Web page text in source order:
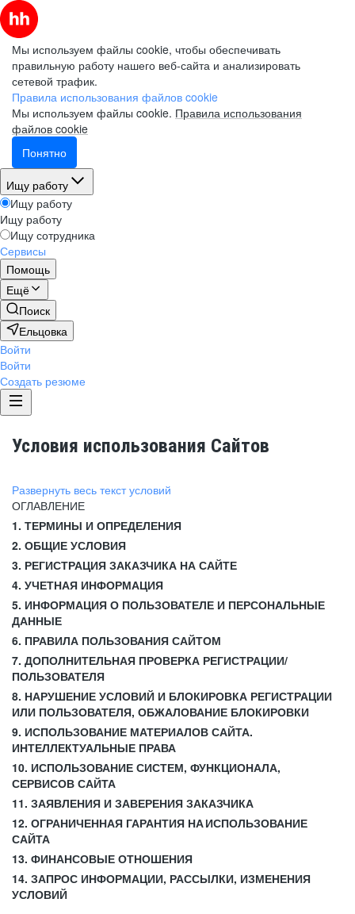
Мы используем файлы cookie, чтобы обеспечивать
правильную работу нашего веб-сайта и анализировать
сетевой трафик.
Правила использования файлов cookie
Мы используем файлы cookie. Правила использования
файлов cookie
Понятно
Ищу работу
Ищу работу
Ищу работу
Ищу сотрудника
Сервисы
Помощь
Ещё
Поиск
Ельцовка
Войти
Войти
Создать резюме
Условия использования Сайтов
Развернуть весь текст условий
ОГЛАВЛЕНИЕ
1. ТЕРМИНЫ И ОПРЕДЕЛЕНИЯ
2. ОБЩИЕ УСЛОВИЯ
3. РЕГИСТРАЦИЯ ЗАКАЗЧИКА НА САЙТЕ
4. УЧЕТНАЯ ИНФОРМАЦИЯ
5. ИНФОРМАЦИЯ О ПОЛЬЗОВАТЕЛЕ И ПЕРСОНАЛЬНЫЕ
ДАННЫЕ
6. ПРАВИЛА ПОЛЬЗОВАНИЯ САЙТОМ
7. ДОПОЛНИТЕЛЬНАЯ ПРОВЕРКА РЕГИСТРАЦИИ/
ПОЛЬЗОВАТЕЛЯ
8. НАРУШЕНИЕ УСЛОВИЙ И БЛОКИРОВКА РЕГИСТРАЦИИ
ИЛИ ПОЛЬЗОВАТЕЛЯ, ОБЖАЛОВАНИЕ БЛОКИРОВКИ
9. ИСПОЛЬЗОВАНИЕ МАТЕРИАЛОВ САЙТА.
ИНТЕЛЛЕКТУАЛЬНЫЕ ПРАВА
10. ИСПОЛЬЗОВАНИЕ СИСТЕМ, ФУНКЦИОНАЛА,
СЕРВИСОВ САЙТА
11. ЗАЯВЛЕНИЯ И ЗАВЕРЕНИЯ ЗАКАЗЧИКА
12. ОГРАНИЧЕННАЯ ГАРАНТИЯ НА ИСПОЛЬЗОВАНИЕ
САЙТА
13. ФИНАНСОВЫЕ ОТНОШЕНИЯ
14. ЗАПРОС ИНФОРМАЦИИ, РАССЫЛКИ, ИЗМЕНЕНИЯ
УСЛОВИЙ